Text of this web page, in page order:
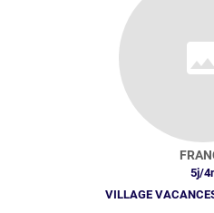
5j/4
VILLAGE